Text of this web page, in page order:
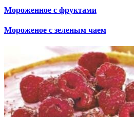
Мороженное с фруктами
Мороженое с зеленым чаем